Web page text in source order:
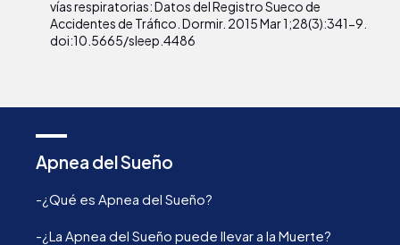
vías respiratorias: Datos del Registro Sueco de
Accidentes de Tráfico. Dormir. 2015 Mar 1;28(3):341-9.
doi:10.5665/sleep.4486
Apnea del Sueño
-¿Qué es Apnea del Sueño?
-¿La Apnea del Sueño puede llevar a la Muerte?